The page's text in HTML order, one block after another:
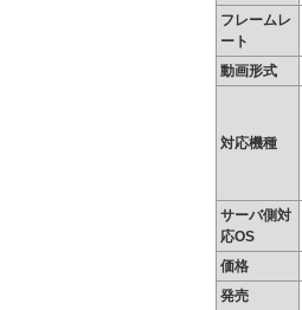
フレームレ
ート
動画形式
対応機種
サーバ側対
応OS
価格
発売